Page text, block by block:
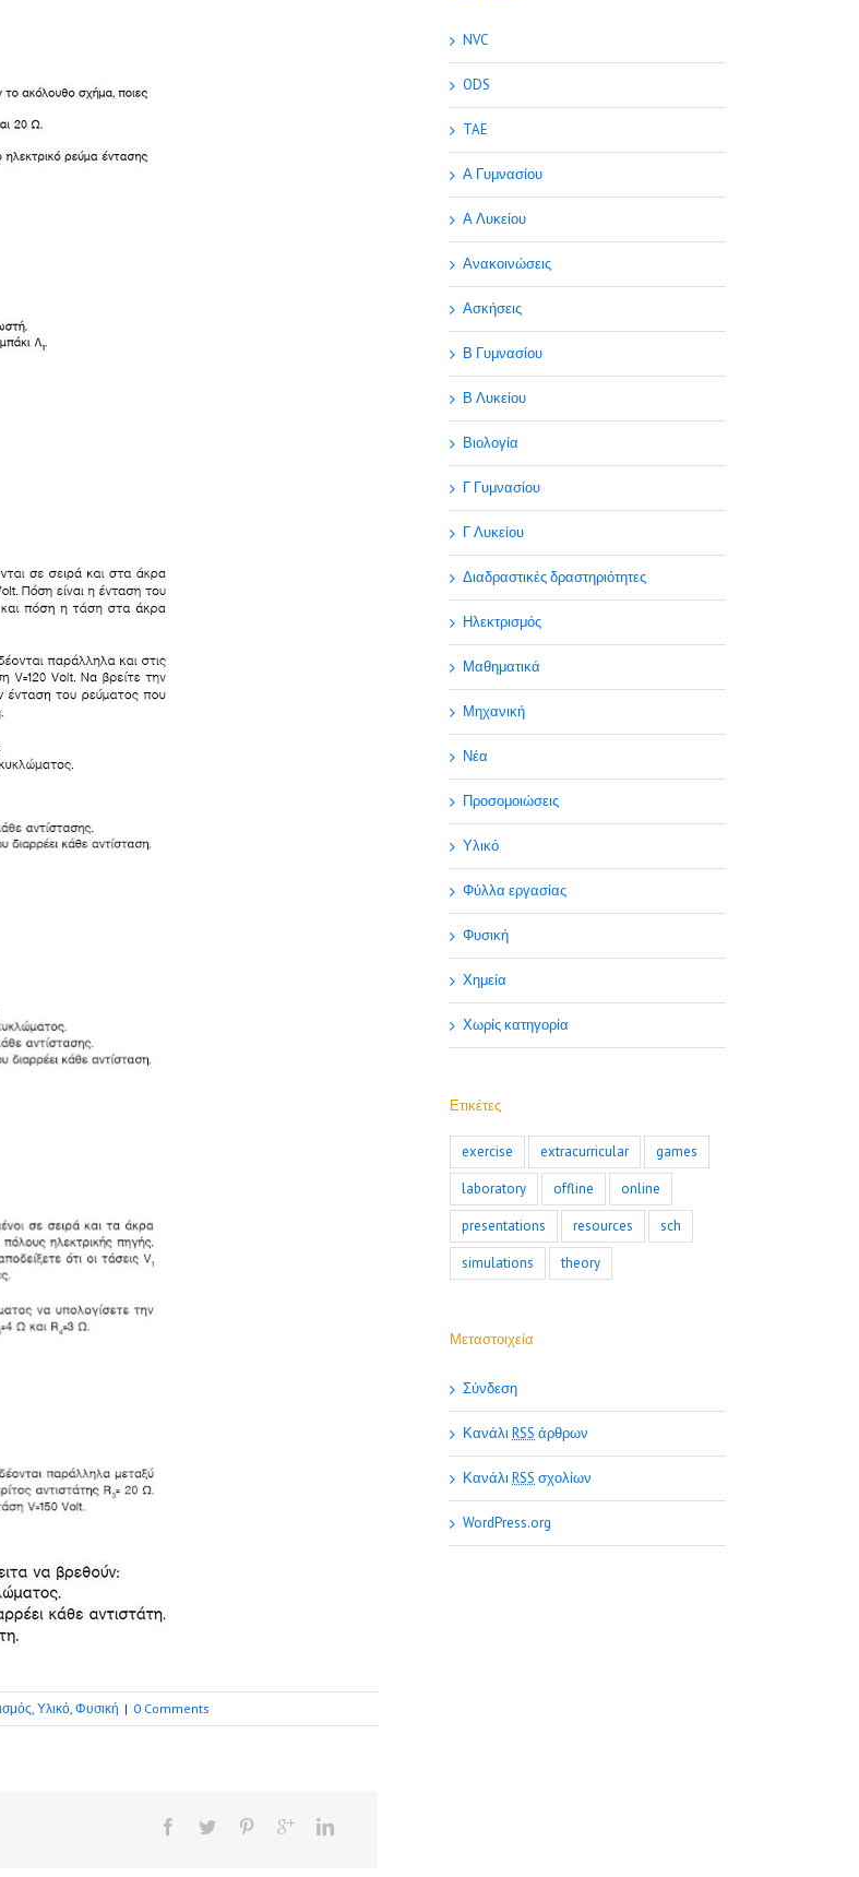
Υλικό Φυσική | 0 Comments
NVC
ODS
TAE
Α Γυμνασίου
Α Λυκείου
Ανακοινώσεις
Ασκήσεις
Β Γυμνασίου
Β Λυκείου
Βιολογία
Γ Γυμνασίου
Γ Λυκείου
Διαδραστικές δραστηριότητες
Ηλεκτρισμός
Μαθηματικά
Μηχανική
Νέα
Προσομοιώσεις
Υλικό
Φύλλα εργασίας
Φυσική
Χημεία
Χωρίς κατηγορία
Ετικέτες
exercise extracurricular
games
laboratory
offline
online
presentations
resources
sch
simulations
theory
Μεταστοιχεία
Σύνδεση
ΚανάλιRSS άρθρων
ΚανάλιRSS σχολίων
WordPress.org